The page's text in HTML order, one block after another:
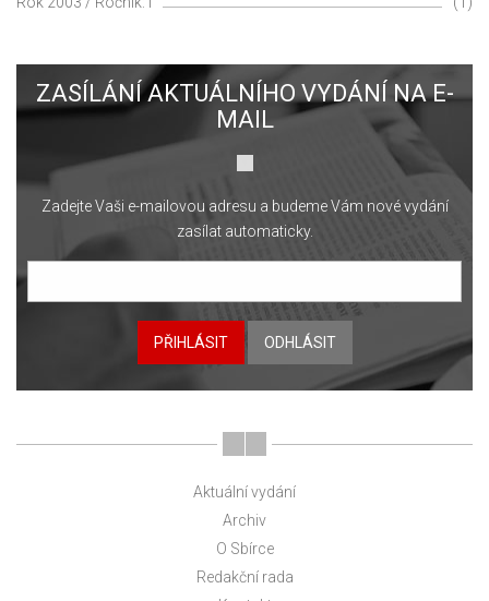
ZASÍLÁNÍ AKTUÁLNÍHO VYDÁNÍ NA E-
MAIL
Zadejte Vaši e-mailovou adresu a budeme Vám nové vydání
zasílat automaticky.
PŘIHLÁSIT ODHLÁSIT
Aktuální vydání
Archiv
O Sbírce
Redakční rada